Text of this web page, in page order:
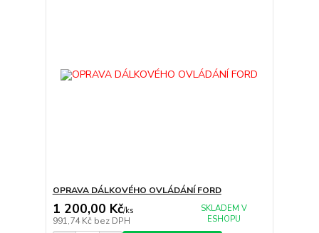
OPRAVA DÁLKOVÉHO OVLÁDÁNÍ FORD
1 200,00 Kč/ks
991,74 Kč bez DPH
SKLADEM V
ESHOPU